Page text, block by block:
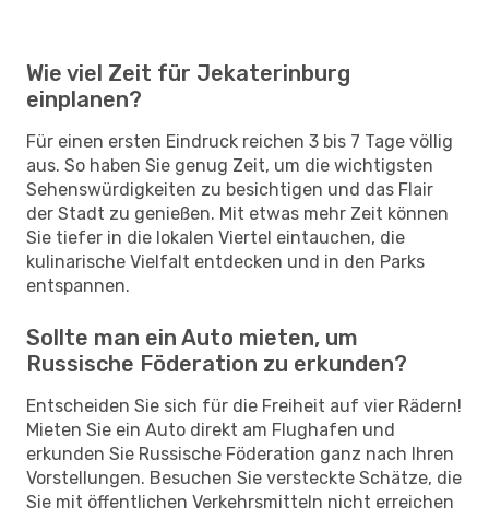
Wie viel Zeit für Jekaterinburg
einplanen?
Für einen ersten Eindruck reichen 3 bis 7 Tage völlig
aus. So haben Sie genug Zeit, um die wichtigsten
Sehenswürdigkeiten zu besichtigen und das Flair
der Stadt zu genießen. Mit etwas mehr Zeit können
Sie tiefer in die lokalen Viertel eintauchen, die
kulinarische Vielfalt entdecken und in den Parks
entspannen.
Sollte man ein Auto mieten, um
Russische Föderation zu erkunden?
Entscheiden Sie sich für die Freiheit auf vier Rädern!
Mieten Sie ein Auto direkt am Flughafen und
erkunden Sie Russische Föderation ganz nach Ihren
Vorstellungen. Besuchen Sie versteckte Schätze, die
Sie mit öffentlichen Verkehrsmitteln nicht erreichen